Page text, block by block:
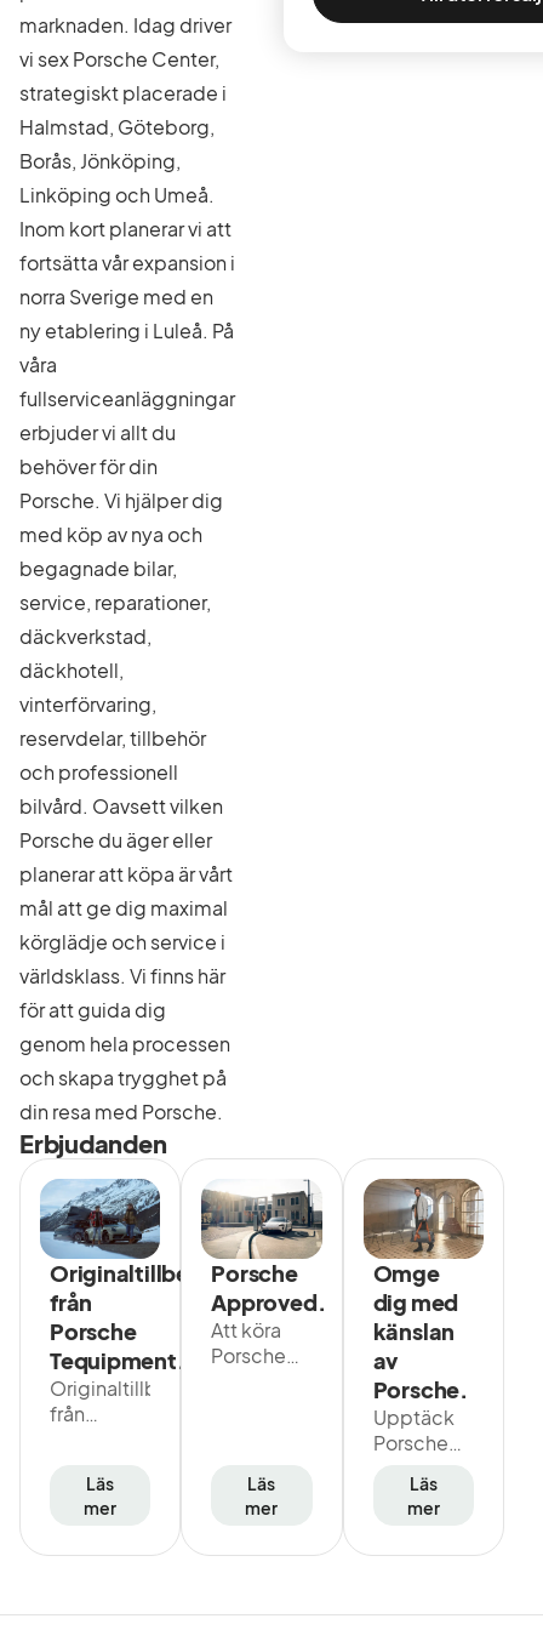
marknaden. Idag driver
vi sex Porsche Center,
strategiskt placerade i
Halmstad, Göteborg,
Borås, Jönköping,
Linköping och Umeå.
Inom kort planerar vi att
fortsätta vår expansion i
norra Sverige med en
ny etablering i Luleå. På
våra
fullserviceanläggningar
erbjuder vi allt du
behöver för din
Porsche. Vi hjälper dig
med köp av nya och
begagnade bilar,
service, reparationer,
däckverkstad,
däckhotell,
vinterförvaring,
reservdelar, tillbehör
och professionell
bilvård. Oavsett vilken
Porsche du äger eller
planerar att köpa är vårt
mål att ge dig maximal
körglädje och service i
världsklass. Vi finns här
för att guida dig
genom hela processen
och skapa trygghet på
din resa med Porsche.
Erbjudanden
Originaltillbehör
från
Porsche
Tequipment.
Originaltillbehör
från
står för en
sak:
Utvecklade
Läs
mer
Porsche
Approved.
Att köra
Porsche
stund.
Med
Approved
garanti
Läs
mer
Omge
dig med
känslan
av
Porsche.
Upptäck
Porsche
Unika
kläder och
material.
Läs
mer